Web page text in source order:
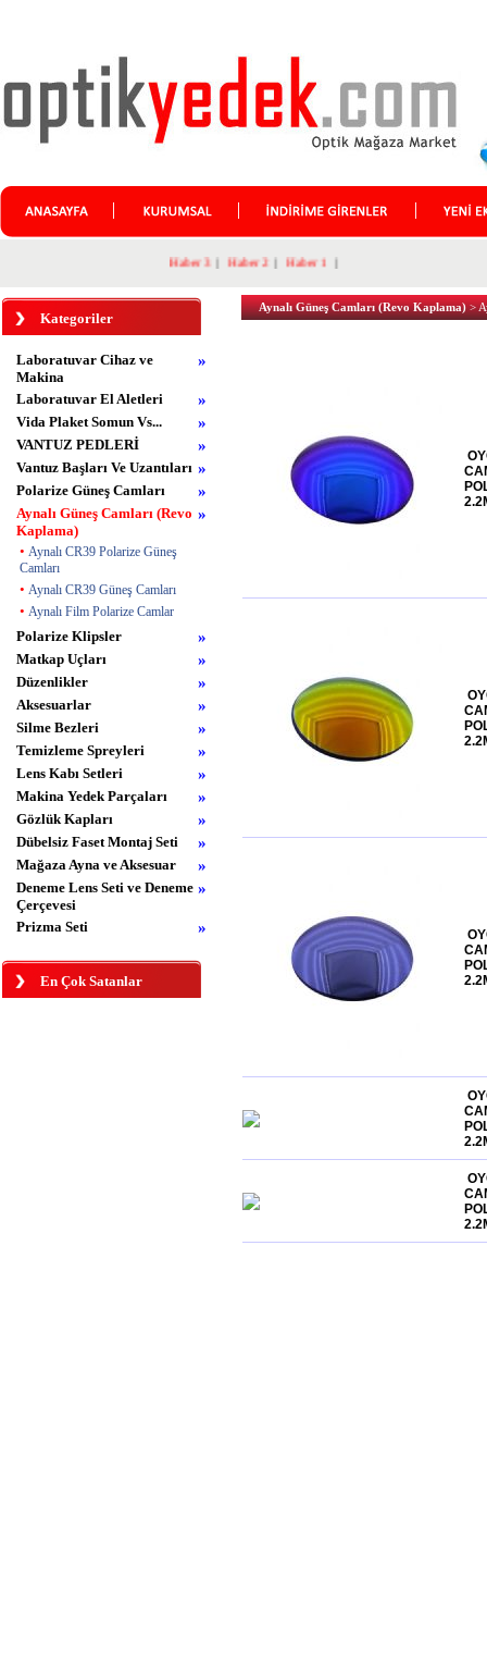
Haber 3| Haber 2|Haber 1|
Kategoriler
Laboratuvar Cihaz ve
Makina
»
Laboratuvar El Aletleri »
Vida Plaket Somun Vs... »
VANTUZ PEDLERİ »
Vantuz Başları Ve Uzantıları »
Polarize Güneş Camları »
Aynalı Güneş Camları (Revo
Kaplama)
• Aynalı CR39 Polarize Güneş
Camları
• Aynalı CR39 Güneş Camları
• Aynalı Film Polarize Camlar
»
Polarize Klipsler »
Matkap Uçları »
Düzenlikler »
Aksesuarlar »
Silme Bezleri »
Temizleme Spreyleri »
Lens Kabı Setleri »
Makina Yedek Parçaları »
Gözlük Kapları »
Dübelsiz Faset Montaj Seti »
Mağaza Ayna ve Aksesuar »
Deneme Lens Seti ve Deneme
Çerçevesi
»
Prizma Seti »
En Çok Satanlar
Aynalı Güneş Camları (Revo Kaplama)>